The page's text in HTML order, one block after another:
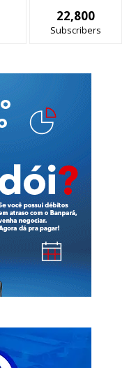
22,800
Subscribers